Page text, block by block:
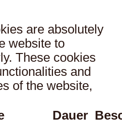
are absolutely
website to
These cookies
and
of the website,
Dauer